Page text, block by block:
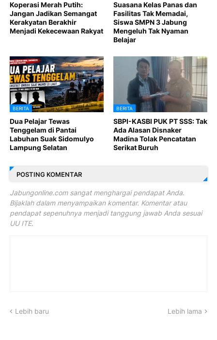
Koperasi Merah Putih:
Jangan Jadikan Semangat
Kerakyatan Berakhir
Menjadi Kekecewaan Rakyat
Suasana Kelas Panas dan
Fasilitas Tak Memadai,
Siswa SMPN 3 Jabung
Mengeluh Tak Nyaman
Belajar
BERITA
Dua Pelajar Tewas
Tenggelam di Pantai
Labuhan Suak Sidomulyo
Lampung Selatan
BERITA
SBPI-KASBI PUK PT SSS: Tak
Ada Alasan Disnaker
Madina Tolak Pencatatan
Serikat Buruh
POSTING KOMENTAR
Jabungonline.com sangat menghargai pendapat Anda.
Bijaklah dalam menyampaikan komentar. Komentar atau
pendapat sepenuhnya menjadi tanggung jawab Anda sesuai
UU ITE.
Lebih baru Lebih lama